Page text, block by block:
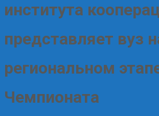
института
представляет вуз
региональном
Чемпионата